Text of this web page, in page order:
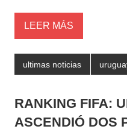
LEER MÁS
ultimas noticias
RANKING FIFA:
ASCENDIÓ DOS